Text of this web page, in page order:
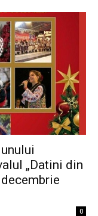
„Datini din
0